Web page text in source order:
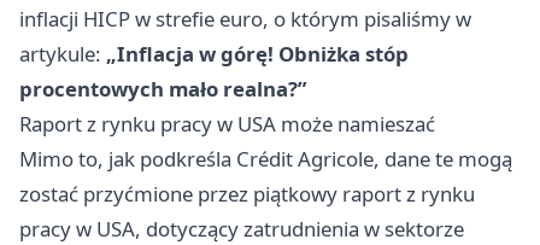
inflacji HICP w strefie euro, o którym pisaliśmy w
artykule: „Inflacja w górę! Obniżka stóp
procentowych mało realna?”
Raport z rynku pracy w USA może namieszać
Mimo to, jak podkreśla Crédit Agricole, dane te mogą
zostać przyćmione przez piątkowy raport z rynku
pracy w USA, dotyczący zatrudnienia w sektorze